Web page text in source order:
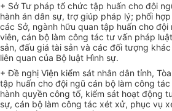
+ SởTư pháp tổ chức tập huấn cho đội
hành án dân sự, trợ giúp pháp lý; phối
các Sở, ngành hữu quan tập huấn cho
viên, cán bộ làm công tác tư vấn pháp
sản, đấu giá tài sản và các đối tượng
liên quan của Bộ luật Hình sự.
+Đề nghị Viện kiểm sát nhân dân tỉnh,
tập huấn cho đội ngũ cán bộ làm công tác
hành quyền công tố, kiểm sát hoạt động
sự, cán bộ làm công tác xét xử, phục vụ